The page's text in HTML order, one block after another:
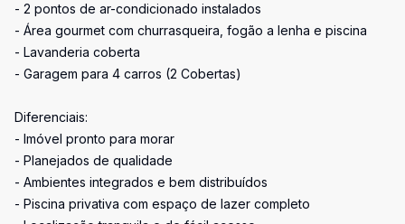
- 2 pontos de ar-condicionado instalados
- Área gourmet com churrasqueira, fogão a lenha e piscina
- Lavanderia coberta
- Garagem para 4 carros (2 Cobertas)
Diferenciais:
- Imóvel pronto para morar
- Planejados de qualidade
- Ambientes integrados e bem distribuídos
- Piscina privativa com espaço de lazer completo